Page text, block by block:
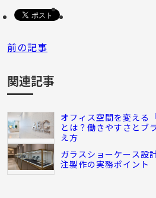
前の記事
関連記事
オフィス空間を変える
とは？働きやすさとブ
え方
ガラスショーケース設
注製作の実務ポイント